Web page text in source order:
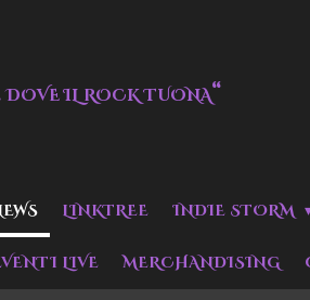
DOVE IL ROCK TUONA“
LINKTREE INDIE STORM
LIVE MERCHANDISING